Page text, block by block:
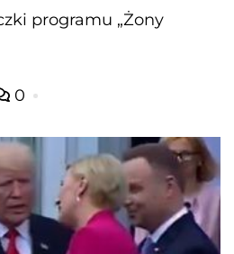
programu „Żony
0